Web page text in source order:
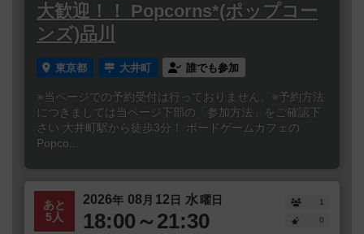
大歓迎！！ Popcorns*(ポップコー
ンズ)品川
東京都 大井町 誰でも参加
※当ページでの予約受付は行っておりません。※予約方法
につきましては当ページ下部の「参加方法」をご確認下
さい 大井町駅から徒歩3分！ ボードゲームカフェの
Popco...
あと
5人
2026年 08 月 12日 水曜日
18:00～21:30
1
0